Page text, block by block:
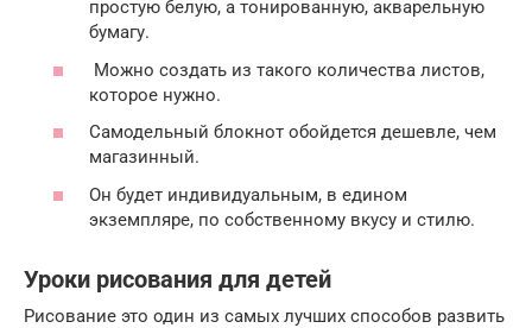
простую белую, а тонированную, акварельную
бумагу.
Можно создать из такого количества листов,
которое нужно.
Самодельный блокнот обойдется дешевле, чем
магазинный.
Он будет индивидуальным, в едином
экземпляре, по собственному вкусу и стилю.
Уроки рисования для детей
Рисование это один из самых лучших способов развить